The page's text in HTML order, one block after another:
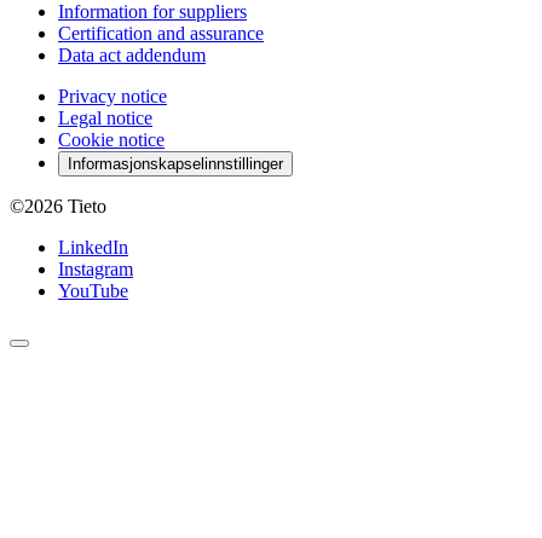
Information for suppliers
Certification and assurance
Data act addendum
Privacy notice
Legal notice
Cookie notice
Informasjonskapselinnstillinger
©2026 Tieto
LinkedIn
Instagram
YouTube